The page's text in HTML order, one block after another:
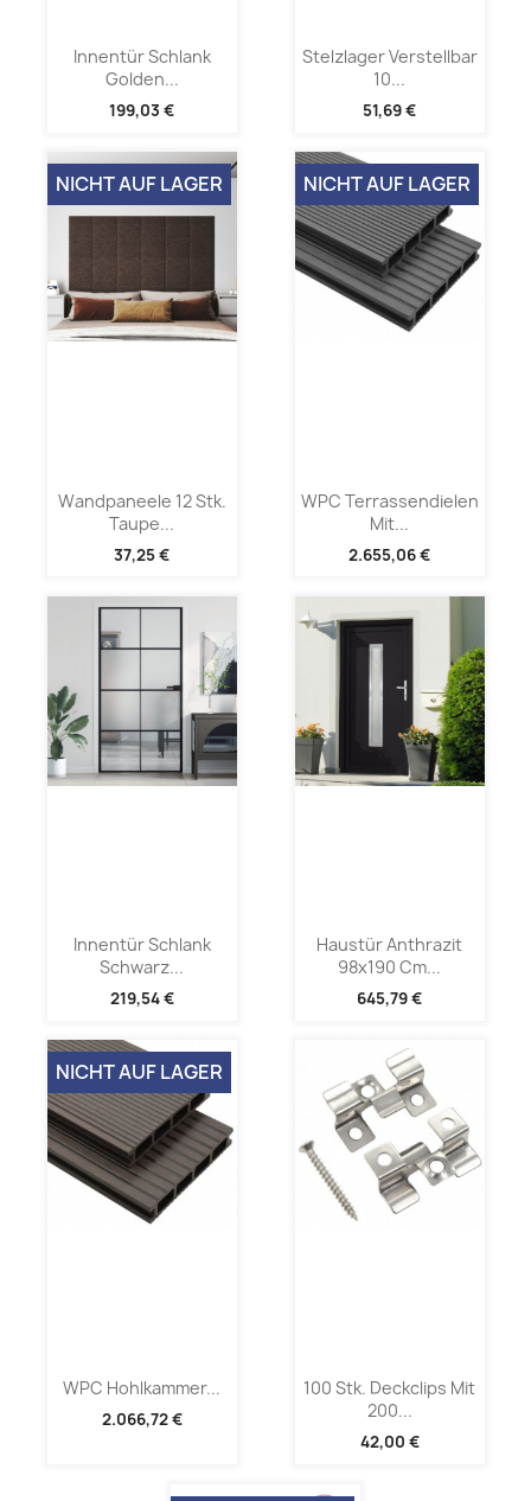
Innentür Schlank
Golden...
199,03 €
Stelzlager Verstellbar
10...
51,69 €
Wandpaneele 12 Stk.
Taupe...
37,25 €
NICHT AUF LAGER
WPC Terrassendielen
Mit...
2.655,06 €
NICHT AUF LAGER
Innentür Schlank
Schwarz...
219,54 €
Haustür Anthrazit
98x190 Cm...
645,79 €
WPC Hohlkammer...
2.066,72 €
NICHT AUF LAGER
100 Stk. Deckclips Mit
200...
42,00 €